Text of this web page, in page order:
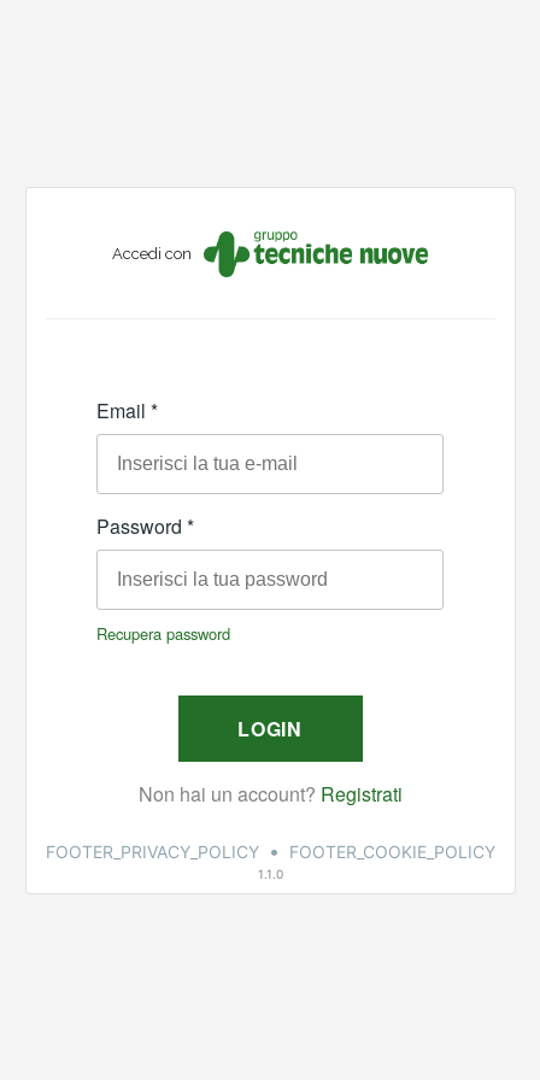
Accedi con
FOOTER_PRIVACY_POLICY • FOOTER_COOKIE_POLICY
1.1.0